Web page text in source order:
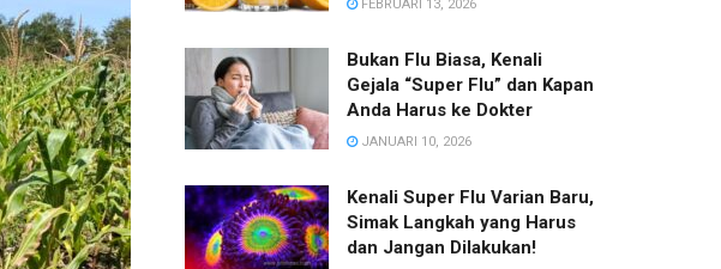
FEBRUARI 13, 2026
Bukan Flu Biasa, Kenali
Gejala “Super Flu” dan Kapan
Anda Harus ke Dokter
JANUARI 10, 2026
Kenali Super Flu Varian Baru,
Simak Langkah yang Harus
dan Jangan Dilakukan!